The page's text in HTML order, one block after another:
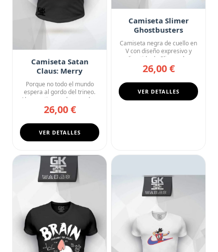
Camiseta Satan
Claus: Merry
Antichristmas
Porque no todo el mundo
espera al gordo del trineo.
Algunos tienen planes más...
26,00 €
VER DETALLES
Camiseta Slimer
Ghostbusters
Fantasma Verde
Angry
Camiseta negra de cuello en
V con diseño expresivo y
divertido de Slimer, el ...
26,00 €
VER DETALLES